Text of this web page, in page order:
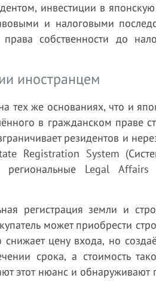
инвестиции в
и налоговыми
собственности до
иностранцем
тех же основаниях, что и
в гражданском праве
резидентов и
Registration System
региональные Legal
регистрация земли и
может приобрести
цену входа, но
срока, а стоимость
этот нюанс и обнаруживают